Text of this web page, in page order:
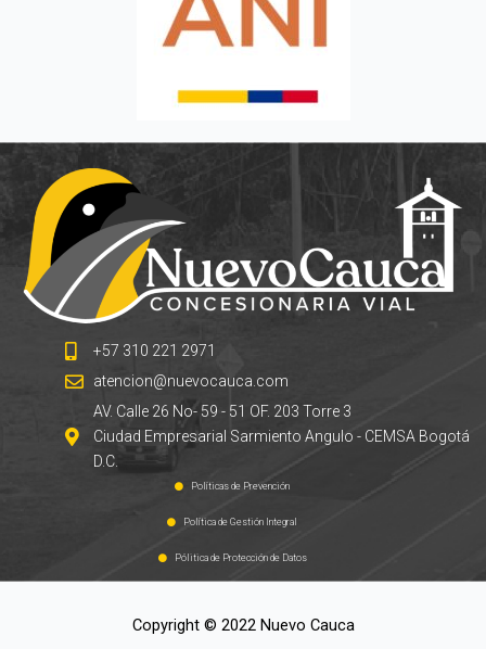
+57 310 221 2971
atencion@nuevocauca.com
AV. Calle 26 No- 59 - 51 OF. 203 Torre 3
Ciudad Empresarial Sarmiento Angulo - CEMSA Bogotá
D.C.
Políticas de Prevención
Política de Gestión Integral
Pólitica de Protección de Datos
Copyright © 2022 Nuevo Cauca